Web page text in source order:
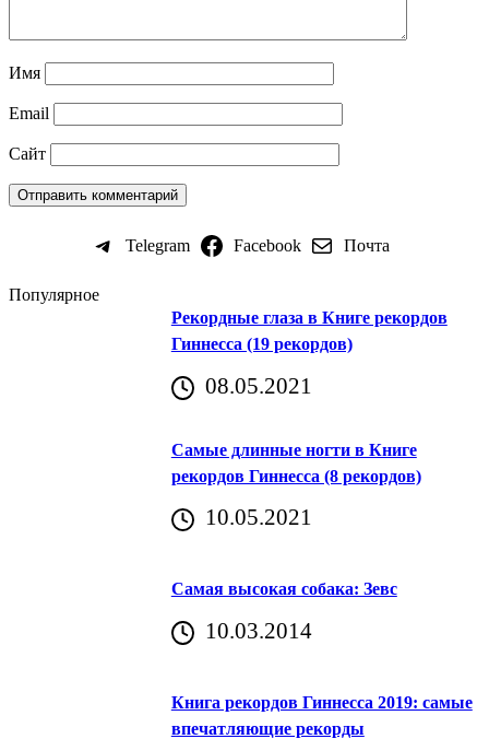
Имя
Email
Сайт
Telegram Facebook Почта
Популярное
Рекордные глаза в Книге рекордов
Гиннесса (19 рекордов)
08.05.2021
Самые длинные ногти в Книге
рекордов Гиннесса (8 рекордов)
10.05.2021
Самая высокая собака: Зевс
10.03.2014
Книга рекордов Гиннесса 2019: самые
впечатляющие рекорды